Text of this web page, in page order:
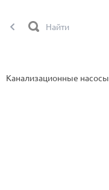
Канализационные насосы